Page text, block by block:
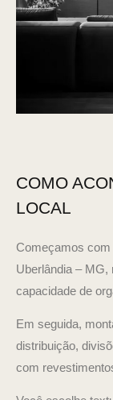
COMO
LOCAL
Começamos com
Uberlândia –
capacidade de
Em seguida,
distribuição,
com